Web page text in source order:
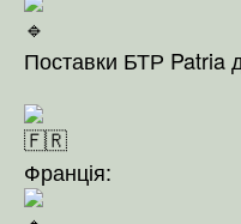
Поставки БТР Patria
Франція: